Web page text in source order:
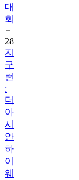
대
회
28
지
구
런
:
더
아
시
안
하
이
웨